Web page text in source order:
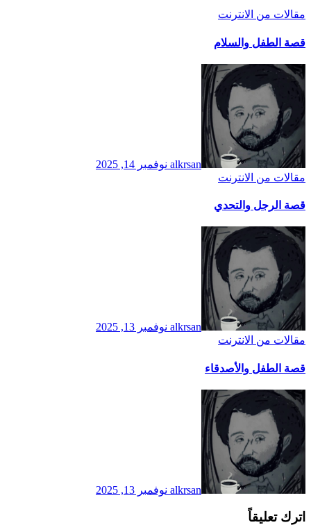
مقالات من الانترنت
قصة الطفل والسلام
alkrsan نوفمبر 14, 2025
مقالات من الانترنت
قصة الرجل والتحدي
alkrsan نوفمبر 13, 2025
مقالات من الانترنت
قصة الطفل والأصدقاء
alkrsan نوفمبر 13, 2025
اترك تعليقاً